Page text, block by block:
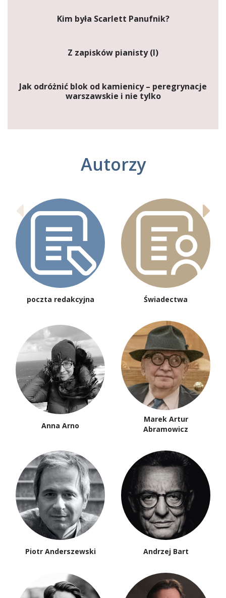
Kim była Scarlett Panufnik?
Z zapisków pianisty (I)
Jak odróżnić blok od kamienicy – peregrynacje
warszawskie i nie tylko
Autorzy
poczta redakcyjna Świadectwa
Anna Arno
Marek Artur
Abramowicz
Piotr Anderszewski Andrzej Bart